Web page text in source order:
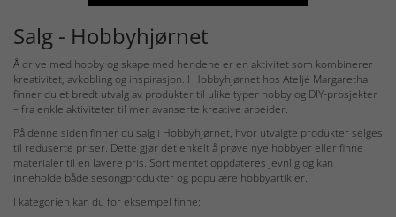
Salg - Hobbyhjørnet
Å drive med hobby og skape med hendene er en aktivitet som kombinerer
kreativitet, avkobling og inspirasjon. I Hobbyhjørnet hos Ateljé Margaretha
finner du et bredt utvalg av produkter til ulike typer hobby og DIY-prosjekter
– fra enkle aktiviteter til mer avanserte kreative arbeider.
På denne siden finner du salg i Hobbyhjørnet, hvor utvalgte produkter selges
til reduserte priser. Dette gjør det enkelt å prøve nye hobbyer eller finne
materialer til en lavere pris. Sortimentet oppdateres jevnlig og kan
inneholde både sesongprodukter og populære hobbyartikler.
I kategorien kan du for eksempel finne: